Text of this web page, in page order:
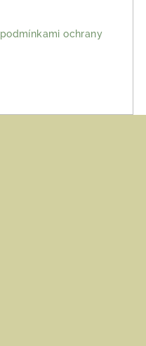
podmínkami ochrany